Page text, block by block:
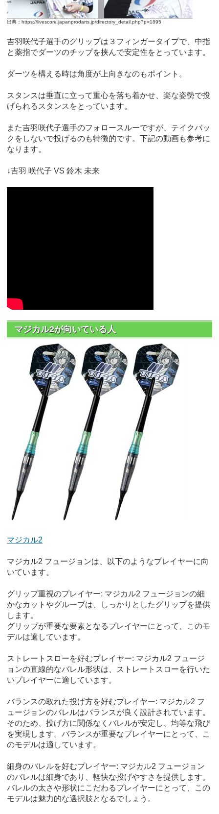
出典：https://livescore.japanprodarts.jp/directory_detail.php?p=1895
吉羽咲代子選手のグリップは３フィンガータイプで、中指
と薬指でダーツのチップを挟んで安定性をとっています。
ダーツを構える時は角度が上向きなのもポイント。
スタンスは垂直に立って重心を落ち着かせ、楽な姿勢で投
げられるスタンスをとっています。
また吉羽咲代子選手のフォロースルーですが、テイクバッ
クをしないで投げるのも特徴的です。下記の動画も参考に
なります。
↓吉羽 咲代子 VS 鈴木 未来
マジカル2が向いている人
マジカル2
マジカル2 フュージョンは、以下のようなプレイヤーに向
いています。
グリップ重視のプレイヤー: マジカル2 フュージョンの細
かなカットやグルーブは、しっかりとしたグリップを提供
します。
グリップが重要な要素となるプレイヤーにとって、このモ
デルは適しています。
ストレートスローを好むプレイヤー: マジカル2 フュージ
ョンの直線的なバレル形状は、ストレートスローを行いた
いプレイヤーに適しています。
バランスの取れた投げ方を好むプレイヤー: マジカル2 フ
ュージョンのバレルはバランスが良く設計されています。
そのため、投げ方に関係なくバレルが安定し、均等な飛び
を実現します。バランスが重要なプレイヤーにとって、こ
のモデルは適しています。
細身のバレルを好むプレイヤー: マジカル2 フュージョン
のバレルは細身であり、軽快な投げやすさを提供します。
バレルの太さや形状にこだわるプレイヤーにとって、この
モデルは魅力的な選択肢となるでしょう。